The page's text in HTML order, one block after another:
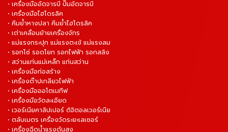
• เครื่องมืออัดจารบี ปั๊มอัดจารบี
• เครื่องมือไฮโดรลิค
• คีมย้ำหางปลา คีมย้ำไฮโดรลิค
• เต่าเคลื่อนย้ายเครื่องจักร
• แม่แรงกระปุก แม่แรงตะเข้ แม่แรงลม
• รอกโซ่ รอดโยก รอกไฟฟ้า รอกสลิง
• สว่านแท่นแม่เหล็ก แท่นสว่าน
• เครื่องมือก่อสร้าง
• เครื่องต๊าปเกลียวไฟฟ้า
• เครื่องมือออโตเมทีฟ
• เครื่องมือวัดละเอียด
• เวอร์เนียคาลิปเปอร์ ดิจิตอลเวอร์เนีย
• ตลับเมตร เครื่องวัดระยะเลเซอร์
• เครื่องฉีดน้ำแรงดันสูง